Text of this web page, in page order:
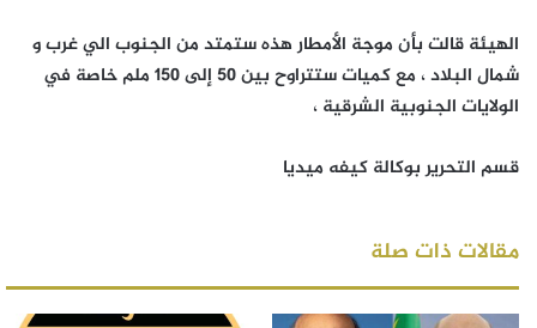
الهيئة قالت بأن موجة الأمطار هذه ستمتد من الجنوب الي غرب و
شمال البلاد ، مع كميات ستتراوح بين 50 إلى 150 ملم خاصة في
الولايات الجنوبية الشرقية ،
قسم التحرير بوكالة كيفه ميديا
مقالات ذات صلة